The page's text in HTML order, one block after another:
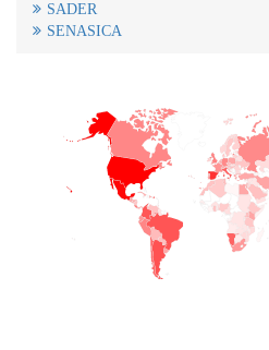
SADER
SENASICA